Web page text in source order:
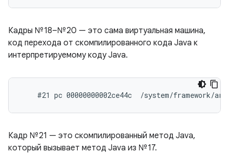
Кадры №18–№20 — это сама виртуальная машина,
код перехода от скомпилированного кода Java к
интерпретируемому коду Java.
Кадр №21 — это скомпилированный метод Java,
который вызывает метод Java из №17.